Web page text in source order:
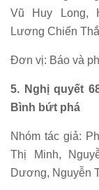
Vũ Huy Long,
Lương Chiến
Đơn vị: Báo và
5. Nghị quyết
Bình bứt phá
Nhóm tác giả:
Thị Minh,
Dương,